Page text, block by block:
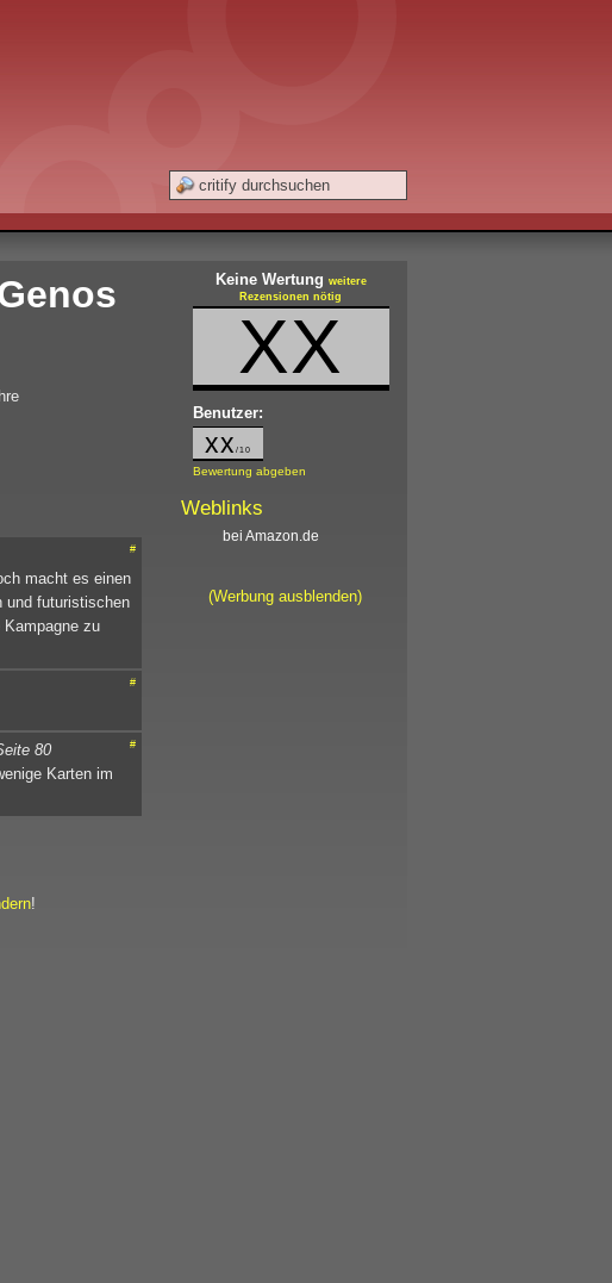
#
macht es einen
und futuristischen
zu
#
#
80
Karten im
!
Keine Wertung weitere
Rezensionen nötig
XX
Benutzer:
xx /10
Bewertung abgeben
Weblinks
bei Amazon.de
(Werbung ausblenden)